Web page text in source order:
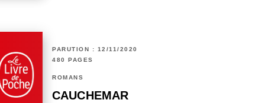
PARUTION : 12/11/2020
480 PAGES
ROMANS
CAUCHEMAR